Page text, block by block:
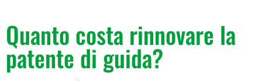
Quanto costa rinnovare la
patente di guida?